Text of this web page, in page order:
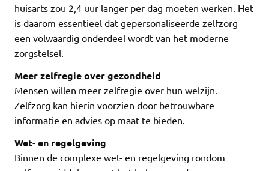
huisarts zou 2,4 uur langer per dag moeten werken. Het
is daarom essentieel dat gepersonaliseerde zelfzorg
een volwaardig onderdeel wordt van het moderne
zorgstelsel.
Meer zelfregie over gezondheid
Mensen willen meer zelfregie over hun welzijn.
Zelfzorg kan hierin voorzien door betrouwbare
informatie en advies op maat te bieden.
Wet- en regelgeving
Binnen de complexe wet- en regelgeving rondom